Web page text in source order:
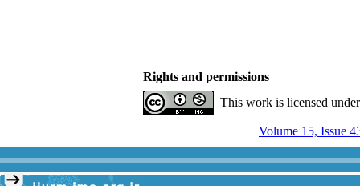
Rights and permissions
This work is licensed
Volume 15, Issue